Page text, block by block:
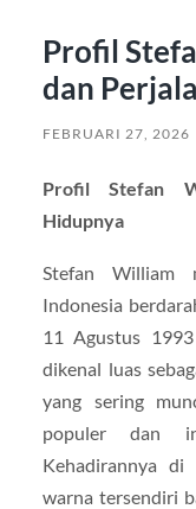
Profil
dan
FEBRUARI 27, 2026
Profil Stefan
Hidupnya
Stefan William
Indonesia
11 Agustus
dikenal luas
yang sering
populer dan
Kehadirannya di
warna tersendiri